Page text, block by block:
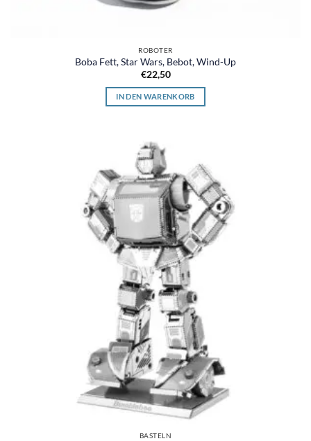
ROBOTER
Boba Fett, Star Wars, Bebot, Wind-Up
€22,50
IN DEN WARENKORB
BASTELN